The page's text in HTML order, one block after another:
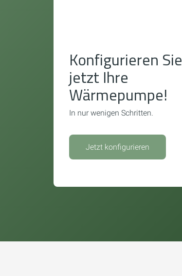
Konfigurieren Sie
jetzt Ihre
Wärmepumpe!
In nur wenigen Schritten.
Jetzt konfigurieren